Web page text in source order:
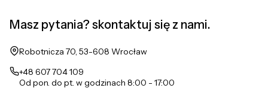
Masz pytania? skontaktuj się z nami.
Adres:
Robotnicza 70, 53-608 Wrocław
+48 607 704 109
Od pon. do pt. w godzinach 8:00 - 17:00